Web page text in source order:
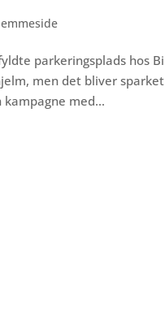
parkeringsplads hos
men det bliver
med...